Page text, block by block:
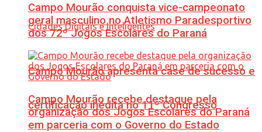
Campo Mourão apresenta case de sucesso e
certificação inédita no 11º Congresso
Campo Mourão conquista vice-campeonato
geral masculino no Atletismo Paradesportivo
dos 72º Jogos Escolares do Paraná
Campo Mourão recebe destaque pela
organização dos Jogos Escolares do Paraná
em parceria com o Governo do Estado